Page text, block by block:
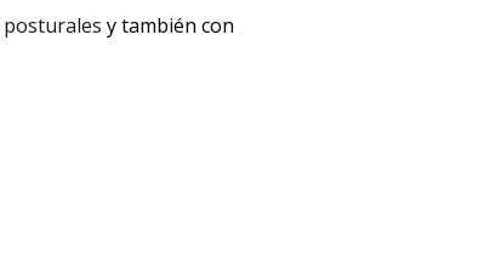
posturales y también con